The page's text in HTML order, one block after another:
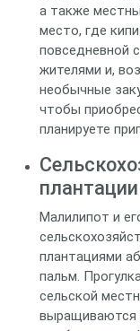
а также
место, где
повседневной
жителями и,
необычные
чтобы
планируете
плантации
Малилипот и
плантациями
пальм.
сельской
выращиваются